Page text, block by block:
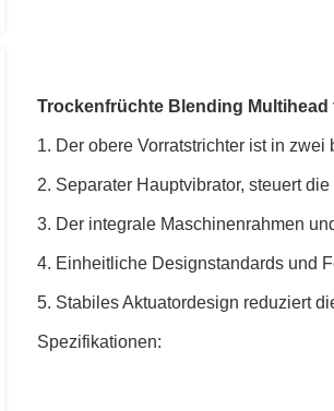
Trockenfrüchte Blending Multihead
1. Der obere Vorratstrichter ist in
2. Separater Hauptvibrator, steuert
3. Der integrale Maschinenrahmen
4. Einheitliche Designstandards und
5. Stabiles Aktuatordesign reduziert
Spezifikationen: